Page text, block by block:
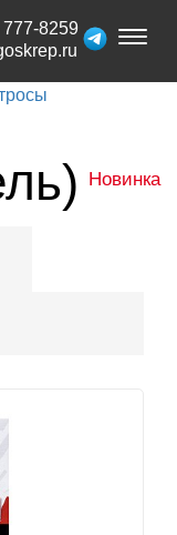
Toggle
8259
Новинка